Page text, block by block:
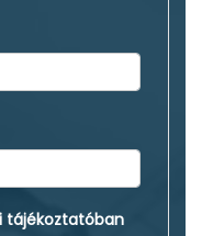
tájékoztatóban